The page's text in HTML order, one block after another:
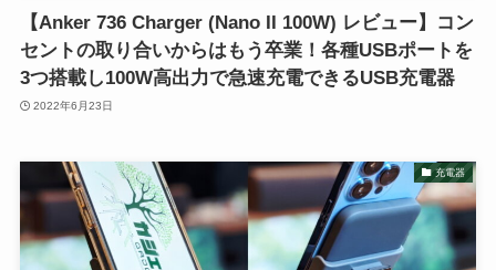
【Anker 736 Charger (Nano II 100W) レビュー】コン
セントの取り合いからはもう卒業！各種USBポートを
3つ搭載し100W高出力で急速充電できるUSB充電器
2022年6月23日
充電器